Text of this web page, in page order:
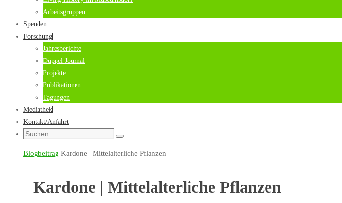
Arbeitsgruppen
Spenden
Forschung
Jahresberichte
Düppel Journal
Projekte
Publikationen
Tagungen
Mediathek
Kontakt/Anfahrt
Suche
Suchen
Start
Blogbeitrag Kardone | Mittelalterliche Pflanzen
Kardone | Mittelalterliche Pflanzen